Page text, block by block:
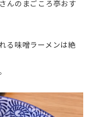
んのまごころ亭おす
る味噌ラーメンは絶